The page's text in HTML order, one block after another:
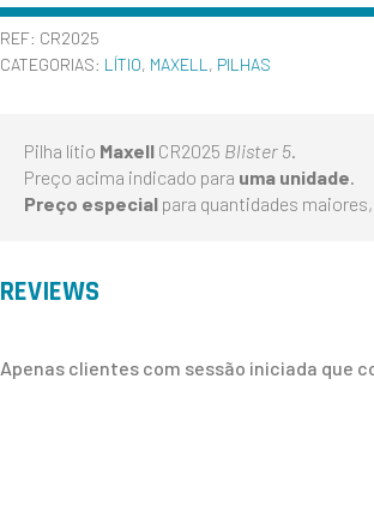
REF: CR2025
CATEGORIAS: LÍTIO, MAXELL, PILHAS
Pilha lítio MaxellCR2025 Blister 5.
Preço acima indicado para uma unidade.
Preço especialpara quantidades
REVIEWS
Apenas clientes com sessão iniciada que